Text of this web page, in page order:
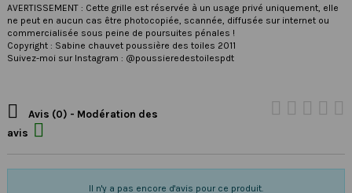
AVERTISSEMENT : Cette grille est réservée à un usage privé uniquement, elle
ne peut en aucun cas être photocopiée, scannée, diffusée sur internet ou
commercialisée sous peine de poursuites pénales !
Copyright : Sabine chauvet poussière des toiles 2011
Suivez-moi sur Instagram : @poussieredestoilespdt

Avis (0) - Modération des
avis

Il n'y a pas encore d'avis pour ce produit.